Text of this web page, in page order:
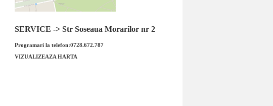
SERVICE -> Str Soseaua Morarilor nr 2
Programari la telefon:0728.672.787
VIZUALIZEAZA HARTA